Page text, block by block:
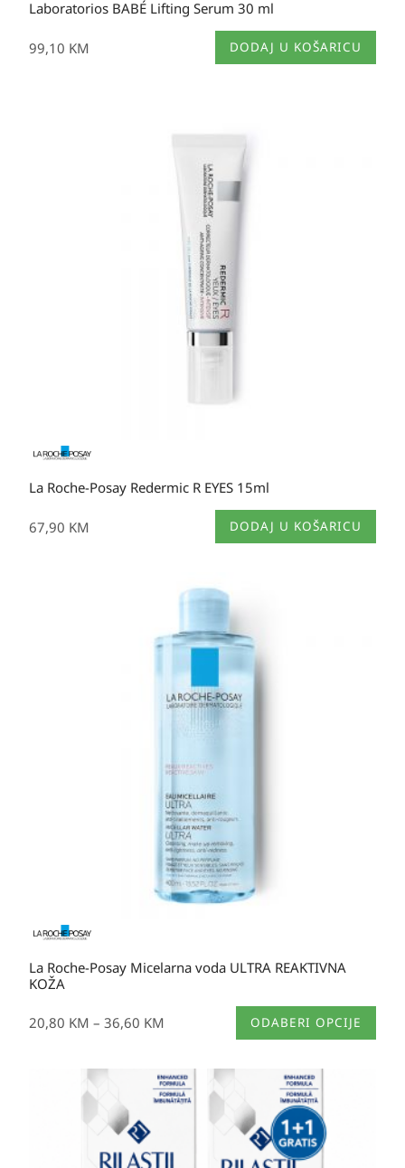
Laboratorios BABÉ Lifting Serum 30 ml
99,10 KM DODAJ U KOŠARICU
La Roche-Posay Redermic R EYES 15ml
67,90 KM DODAJ U KOŠARICU
La Roche-Posay Micelarna voda ULTRA REAKTIVNA
KOŽA
20,80 KM – 36,60 KM ODABERI OPCIJE
Ovaj
proizvod
varijanti.
Opcije
se